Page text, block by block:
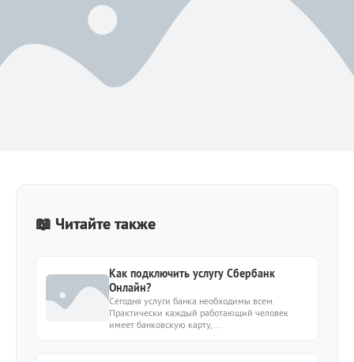
📖 Читайте также
Как подключить услугу Сбербанк
Онлайн?
Сегодня услуги банка необходимы всем.
Практически каждый работающий человек
имеет банковскую карту,...